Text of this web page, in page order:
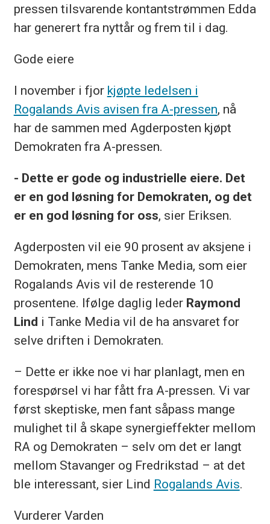
pressen tilsvarende kontantstrømmen Edda
har generert fra nyttår og frem til i dag.
Gode eiere
I november i fjor kjøpte ledelsen i
Rogalands Avis avisen fra A-pressen, nå
har de sammen med Agderposten kjøpt
Demokraten fra A-pressen.
- Dette er gode og industrielle eiere. Det
er en god løsning for Demokraten, og det
er en god løsning for oss, sier Eriksen.
Agderposten vil eie 90 prosent av aksjene i
Demokraten, mens Tanke Media, som eier
Rogalands Avis vil de resterende 10
prosentene. Ifølge daglig leder Raymond
Lind i Tanke Media vil de ha ansvaret for
selve driften i Demokraten.
– Dette er ikke noe vi har planlagt, men en
forespørsel vi har fått fra A-pressen. Vi var
først skeptiske, men fant såpass mange
mulighet til å skape synergieffekter mellom
RA og Demokraten – selv om det er langt
mellom Stavanger og Fredrikstad – at det
ble interessant, sier Lind Rogalands Avis.
Vurderer Varden